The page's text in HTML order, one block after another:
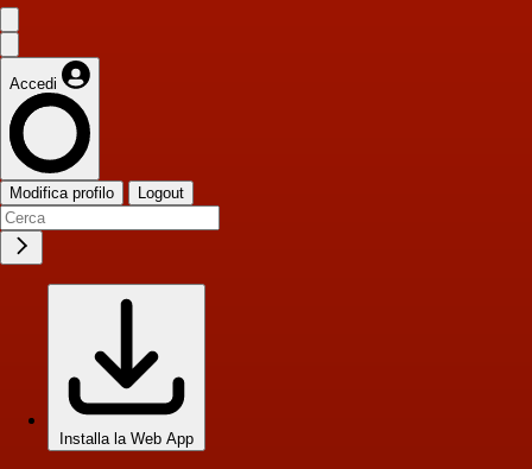
Accedi
Modifica profilo Logout
Installa la Web App